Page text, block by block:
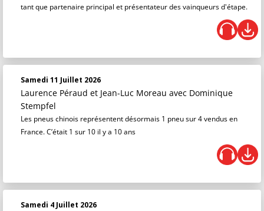
tant que partenaire principal et présentateur des vainqueurs d'étape.
Samedi 11 Juillet 2026
Laurence Péraud et Jean-Luc Moreau avec Dominique
Stempfel
Les pneus chinois représentent désormais 1 pneu sur 4 vendus en
France. C’était 1 sur 10 il y a 10 ans
Samedi 4 Juillet 2026